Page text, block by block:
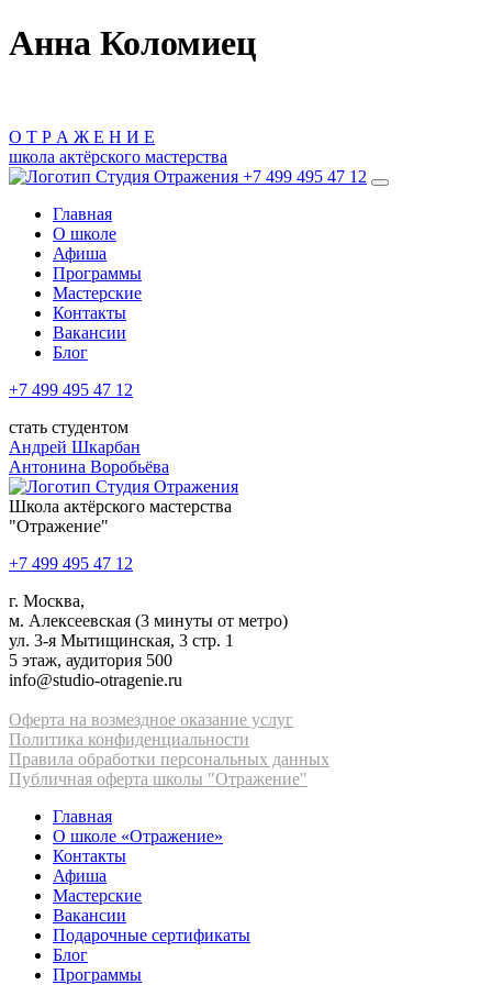
Анна Коломиец
О Т Р А Ж Е Н И Е
школа актёрского мастерства
+7 499 495 47 12
Главная
О школе
Афиша
Программы
Мастерские
Контакты
Вакансии
Блог
+7 499 495 47 12
стать студентом
Андрей Шкарбан
Антонина Воробьёва
Школа актёрского мастерства
"Отражение"
+7 499 495 47 12
г. Москва,
м. Алексеевская (3 минуты от метро)
ул. 3-я Мытищинская, 3 стр. 1
5 этаж, аудитория 500
info@studio-otragenie.ru
Оферта на возмездное оказание услуг
Политика конфиденциальности
Правила обработки персональных данных
Публичная оферта школы "Отражение"
Главная
О школе «Отражение»
Контакты
Афиша
Мастерские
Вакансии
Подарочные сертификаты
Блог
Программы